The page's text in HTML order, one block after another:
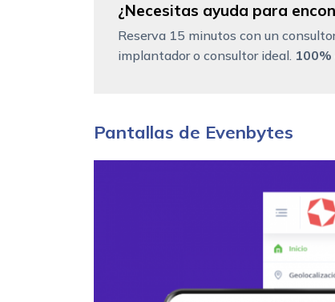
¿Necesitas ayuda para
Reserva 15 minutos con un
implantador o consultor ideal.
Pantallas de Evenbytes